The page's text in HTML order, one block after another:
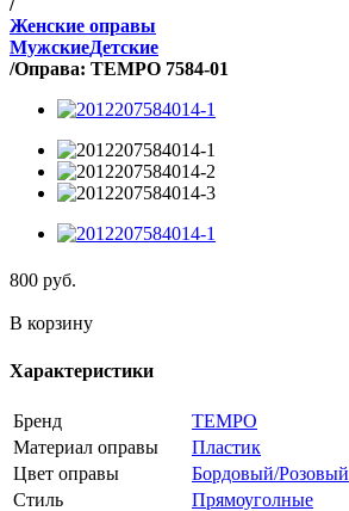
/
Женские оправы
МужскиеДетские
/Оправа: TEMPO 7584-01
800 руб.
В корзину
Характеристики
Бренд
TEMPO
Материал оправы
Пластик
Цвет оправы
Бордовый/Розовый
Стиль
Прямоуголные